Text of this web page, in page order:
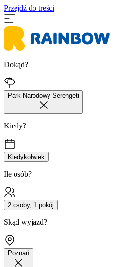
Przejdź do treści
Dokąd?
Park Narodowy Serengeti
Kiedy?
Kiedykolwiek
Ile osób?
2 osoby, 1 pokój
Skąd wyjazd?
Poznań